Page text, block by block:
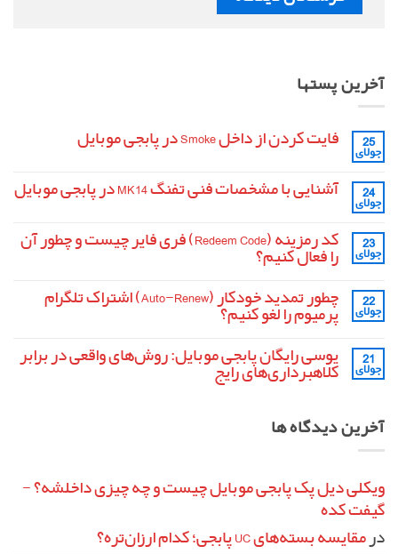
آخرین پستها
25
جولای
فایت کردن از داخل Smoke در پابجی موبایل
برای
فایت
Smoke
در
پابجی
ثبت
نشده 24
جولای
آشنایی با مشخصات فنی تفنگ MK14 در پابجی موبایل
برای
آشنایی
با
مشخصات
تفنگ
MK14
در
پابجی
ثبت
نشده 23
جولای
کد رمزینه (Redeem Code) فری فایر چیست و چطور آن
را فعال کنیم؟
برای
کد
رمزینه
فری
فایر
چیست
را
فعال
ثبت
نشده 22
جولای
چطور تمدید خودکار (Auto-Renew) اشتراک تلگرام
پرمیوم را لغو کنیم؟
برای
چطور
تمدید
اشتراک
تلگرام
کنیم؟
ثبت
نشده 21
جولای
یوسی رایگان پابجی موبایل: روش‌های واقعی در برابر
کلاهبرداری‌های رایج
یوسی
رایگان
واقعی
در
برابر
کلاهبرداری‌های
نشده
آخرین دیدگاه ها
ویکلی دیل پک پابجی موبایل چیست و چه چیزی داخلشه؟ -
گیفت کده
در مقایسه بسته‌های UC پابجی؛ کدام ارزان‌تره؟